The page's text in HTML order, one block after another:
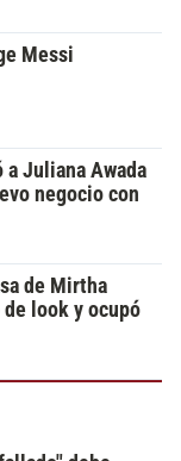
Messi
a Juliana Awada
negocio con
de Mirtha
look y ocupó